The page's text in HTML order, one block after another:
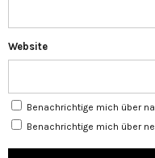
Website
Benachrichtige mich über
Benachrichtige mich über